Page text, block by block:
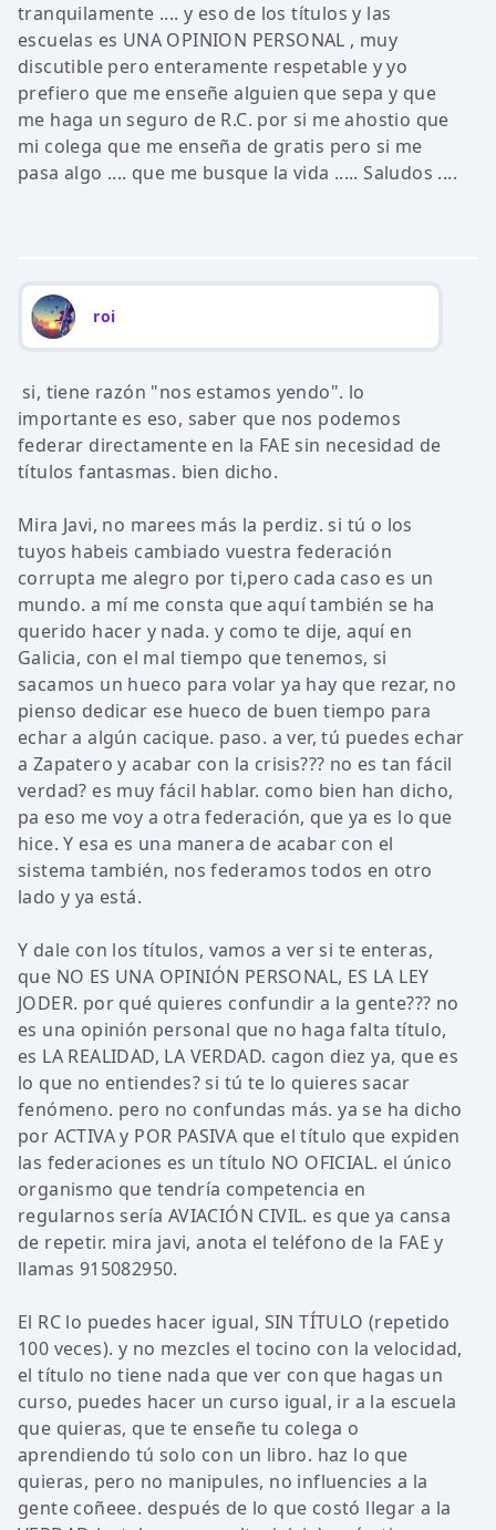
tranquilamente .... y eso de los títulos y las
escuelas es UNA OPINION PERSONAL , muy
discutible pero enteramente respetable y yo
prefiero que me enseñe alguien que sepa y que
me haga un seguro de R.C. por si me ahostio que
mi colega que me enseña de gratis pero si me
pasa algo .... que me busque la vida ..... Saludos ....
roi
si, tiene razón "nos estamos yendo". lo
importante es eso, saber que nos podemos
federar directamente en la FAE sin necesidad de
títulos fantasmas. bien dicho.
Mira Javi, no marees más la perdiz. si tú o los
tuyos habeis cambiado vuestra federación
corrupta me alegro por ti,pero cada caso es un
mundo. a mí me consta que aquí también se ha
querido hacer y nada. y como te dije, aquí en
Galicia, con el mal tiempo que tenemos, si
sacamos un hueco para volar ya hay que rezar, no
pienso dedicar ese hueco de buen tiempo para
echar a algún cacique. paso. a ver, tú puedes echar
a Zapatero y acabar con la crisis??? no es tan fácil
verdad? es muy fácil hablar. como bien han dicho,
pa eso me voy a otra federación, que ya es lo que
hice. Y esa es una manera de acabar con el
sistema también, nos federamos todos en otro
lado y ya está.
Y dale con los títulos, vamos a ver si te enteras,
que NO ES UNA OPINIÓN PERSONAL, ES LA LEY
JODER. por qué quieres confundir a la gente??? no
es una opinión personal que no haga falta título,
es LA REALIDAD, LA VERDAD. cagon diez ya, que es
lo que no entiendes? si tú te lo quieres sacar
fenómeno. pero no confundas más. ya se ha dicho
por ACTIVA y POR PASIVA que el título que expiden
las federaciones es un título NO OFICIAL. el único
organismo que tendría competencia en
regularnos sería AVIACIÓN CIVIL. es que ya cansa
de repetir. mira javi, anota el teléfono de la FAE y
llamas 915082950.
El RC lo puedes hacer igual, SIN TÍTULO (repetido
100 veces). y no mezcles el tocino con la velocidad,
el título no tiene nada que ver con que hagas un
curso, puedes hacer un curso igual, ir a la escuela
que quieras, que te enseñe tu colega o
aprendiendo tú solo con un libro. haz lo que
quieras, pero no manipules, no influencies a la
gente coñeee. después de lo que costó llegar a la